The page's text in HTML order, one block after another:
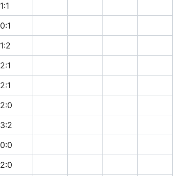
1:1
0:1
1:2
2:1
2:1
2:0
3:2
0:0
2:0